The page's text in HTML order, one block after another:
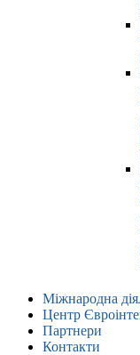
Міжнародна
Центр
Партнери
Контакти